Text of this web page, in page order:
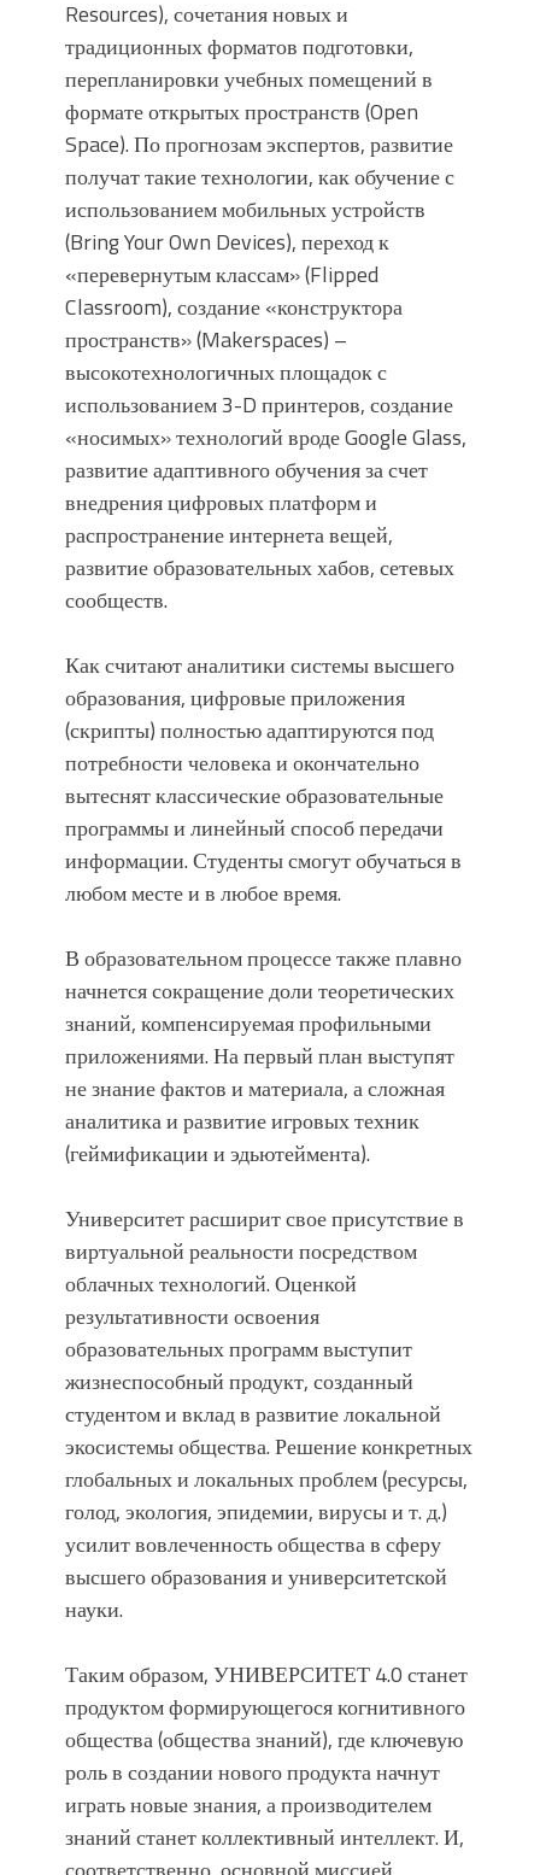
Resources), сочетания новых и
традиционных форматов подготовки,
перепланировки учебных помещений в
формате открытых пространств (Open
Space). По прогнозам экспертов, развитие
получат такие технологии, как обучение с
использованием мобильных устройств
(Bring Your Own Devices), переход к
«перевернутым классам» (Flipped
Classroom), создание «конструктора
пространств» (Makerspaces) –
высокотехнологичных площадок с
использованием 3-D принтеров, создание
«носимых» технологий вроде Google Glass,
развитие адаптивного обучения за счет
внедрения цифровых платформ и
распространение интернета вещей,
развитие образовательных хабов, сетевых
сообществ.
Как считают аналитики системы высшего
образования, цифровые приложения
(скрипты) полностью адаптируются под
потребности человека и окончательно
вытеснят классические образовательные
программы и линейный способ передачи
информации. Студенты смогут обучаться в
любом месте и в любое время.
В образовательном процессе также плавно
начнется сокращение доли теоретических
знаний, компенсируемая профильными
приложениями. На первый план выступят
не знание фактов и материала, а сложная
аналитика и развитие игровых техник
(геймификации и эдьютеймента).
Университет расширит свое присутствие в
виртуальной реальности посредством
облачных технологий. Оценкой
результативности освоения
образовательных программ выступит
жизнеспособный продукт, созданный
студентом и вклад в развитие локальной
экосистемы общества. Решение конкретных
глобальных и локальных проблем (ресурсы,
голод, экология, эпидемии, вирусы и т. д.)
усилит вовлеченность общества в сферу
высшего образования и университетской
науки.
Таким образом, УНИВЕРСИТЕТ 4.0 станет
продуктом формирующегося когнитивного
общества (общества знаний), где ключевую
роль в создании нового продукта начнут
играть новые знания, а производителем
знаний станет коллективный интеллект. И,